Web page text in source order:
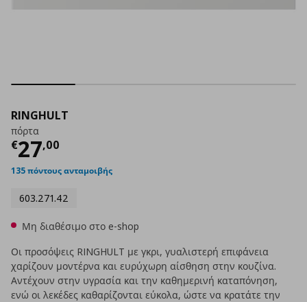
RINGHULT
πόρτα
€27,00
Τρέχουσα τιμή
135 πόντους ανταμοιβής
603.271.42
Μη διαθέσιμο στο e-shop
Οι προσόψεις RINGHULT με γκρι, γυαλιστερή επιφάνεια
χαρίζουν μοντέρνα και ευρύχωρη αίσθηση στην κουζίνα.
Αντέχουν στην υγρασία και την καθημερινή καταπόνηση,
ενώ οι λεκέδες καθαρίζονται εύκολα, ώστε να κρατάτε την